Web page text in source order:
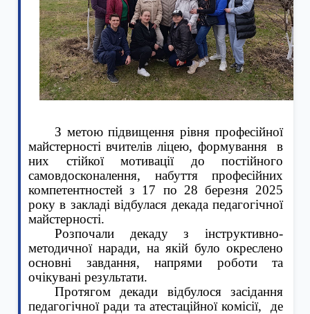
З метою підвищення рівня професійної
майстерності вчителів ліцею, формування в
них стійкої мотивації до постійного
самовдосконалення, набуття професійних
компетентностей з 17 по 28 березня 2025
року в закладі відбулася декада педагогічної
майстерності.
Розпочали декаду з інструктивно-
методичної наради, на якій було окреслено
основні завдання, напрями роботи та
очікувані результати.
Протягом декади відбулося засідання
педагогічної ради та атестаційної комісії,
де